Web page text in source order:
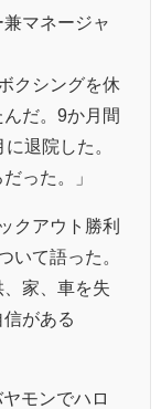
マネージャ
クシングを休
だ。9か月間
退院した。
った。」
クアウト勝利
いて語った。
家、車を失
がある
モンでハロ